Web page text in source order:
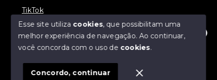
Olá! Estamos disponíveis para te ajudar.
TikTok
© Copyright 2026 - Nova Aliança Assessoria Imobiliária
SITE PARA IMOBILIARIA
Esse site utiliza cookies, que possibilitam uma
melhor experiência de navegação.Ao continuar,
você concorda com o uso de cookies.
Concordo, continuar